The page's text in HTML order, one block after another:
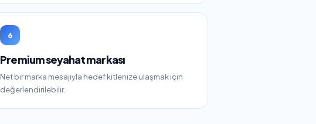
6
Premium seyahat markası
Net bir marka mesajıyla hedef kitlenize ulaşmak için
değerlendirilebilir.